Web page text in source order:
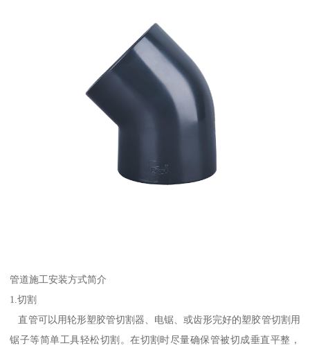
管道施工安装方式简介
1.切割
直管可以用轮形塑胶管切割器、电锯、或齿形完好的塑胶管切割用
锯子等简单工具轻松切割。在切割时尽量确保管被切成垂直平整，